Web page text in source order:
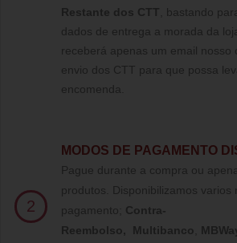
Restante dos CTT , bastando
dados de entrega a morada da
receberá apenas um email nosso
envio dos CTT para que possa
encomenda.
2
MODOS DE PAGAMENTO
Pague durante a compra ou
produtos. Disponibilizamos varios
pagamento; Contra-
Reembolso, Multibanco